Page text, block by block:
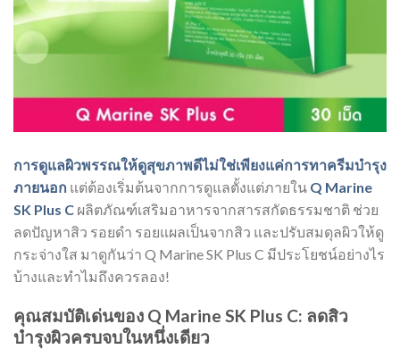
การดูแลผิวพรรณให้ดูสุขภาพดีไม่ใช่เพียงแค่การทาครีมบำรุง
ภายนอก แต่ต้องเริ่มต้นจากการดูแลตั้งแต่ภายใน Q Marine
SK Plus C ผลิตภัณฑ์เสริมอาหารจากสารสกัดธรรมชาติ ช่วย
ลดปัญหาสิว รอยดำ รอยแผลเป็นจากสิว และปรับสมดุลผิวให้ดู
กระจ่างใส มาดูกันว่า Q Marine SK Plus C มีประโยชน์อย่างไร
บ้างและทำไมถึงควรลอง!
คุณสมบัติเด่นของ Q Marine SK Plus C: ลดสิว
บำรุงผิวครบจบในหนึ่งเดียว